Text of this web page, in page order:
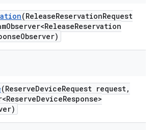
(ReleaseReservationRequest
Observer<ReleaseReservation
Observer)
(ReserveDeviceRequest request,
DeviceResponse>